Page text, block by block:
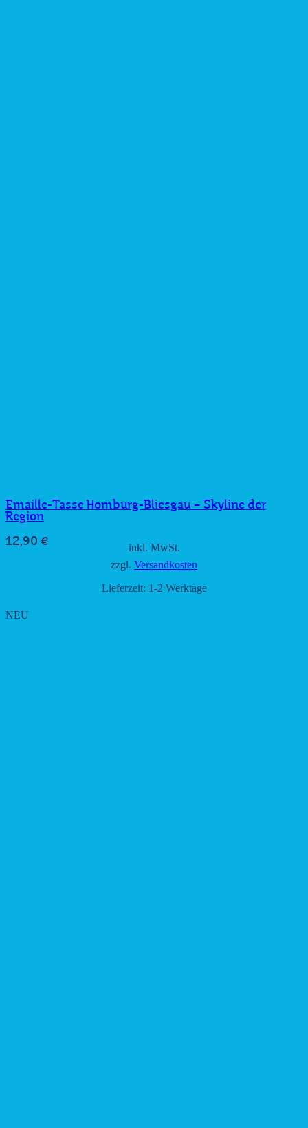
Emaille-Tasse Homburg-Bliesgau – Skyline der
Region
12,90 €
inkl. MwSt.
zzgl. Versandkosten
Lieferzeit: 1-2 Werktage
NEU